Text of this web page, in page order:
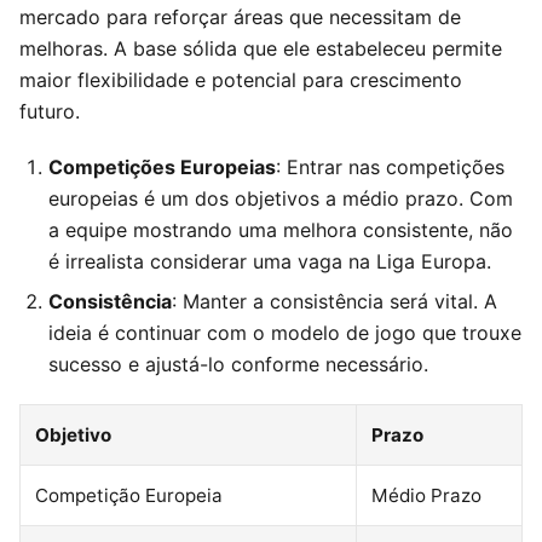
mercado para reforçar áreas que necessitam de
melhoras. A base sólida que ele estabeleceu permite
maior flexibilidade e potencial para crescimento
futuro.
Competições Europeias: Entrar nas competições
europeias é um dos objetivos a médio prazo. Com
a equipe mostrando uma melhora consistente, não
é irrealista considerar uma vaga na Liga Europa.
Consistência: Manter a consistência será vital. A
ideia é continuar com o modelo de jogo que trouxe
sucesso e ajustá-lo conforme necessário.
Objetivo Prazo
Competição Europeia Médio Prazo